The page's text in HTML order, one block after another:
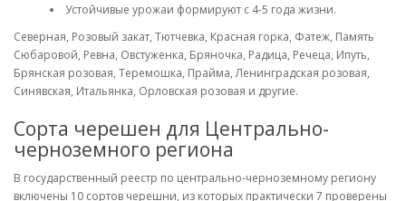
Устойчивые урожаи формируют с 4-5 года жизни.
Северная, Розовый закат, Тютчевка, Красная горка, Фатеж, Память
Сюбаровой, Ревна, Овстуженка, Бряночка, Радица, Речеца, Ипуть,
Брянская розовая, Теремошка, Прайма, Ленинградская розовая,
Синявская, Итальянка, Орловская розовая и другие.
Сорта черешен для Центрально-
черноземного региона
В государственный реестр по центрально-черноземному региону
включены 10 сортов черешни, из которых практически 7 проверены